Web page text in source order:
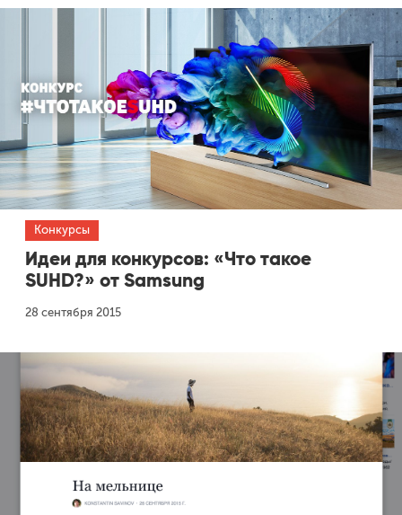
Конкурсы
Идеи для конкурсов: «Что такое
SUHD?» от Samsung
28 сентября 2015